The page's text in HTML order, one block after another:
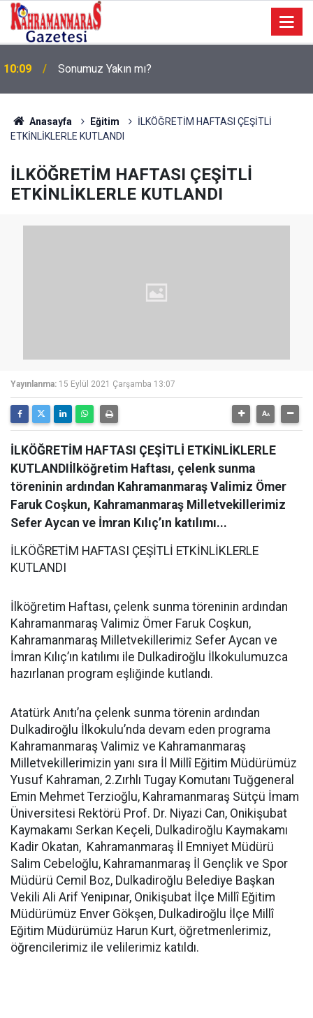
10:09 Sonumuz Yakın mı?
Anasayfa Eğitim
İLKÖĞRETİM HAFTASI ÇEŞİTLİ
ETKİNLİKLERLE KUTLANDI
İLKÖĞRETİM HAFTASI ÇEŞİTLİ
ETKİNLİKLERLE KUTLANDI
Yayınlanma: 15 Eylül 2021 Çarşamba 13:07
İLKÖĞRETİM HAFTASI ÇEŞİTLİ ETKİNLİKLERLE
KUTLANDIİlköğretim Haftası, çelenk sunma
töreninin ardından Kahramanmaraş Valimiz Ömer
Faruk Coşkun, Kahramanmaraş Milletvekillerimiz
Sefer Aycan ve İmran Kılıç’ın katılımı...
İLKÖĞRETİM HAFTASI ÇEŞİTLİ ETKİNLİKLERLE
KUTLANDI
İlköğretim Haftası, çelenk sunma töreninin ardından
Kahramanmaraş Valimiz Ömer Faruk Coşkun,
Kahramanmaraş Milletvekillerimiz Sefer Aycan ve
İmran Kılıç’ın katılımı ile Dulkadiroğlu İlkokulumuzca
hazırlanan program eşliğinde kutlandı.
Atatürk Anıtı’na çelenk sunma törenin ardından
Dulkadiroğlu İlkokulu’nda devam eden programa
Kahramanmaraş Valimiz ve Kahramanmaraş
Milletvekillerimizin yanı sıra İl Millî Eğitim Müdürümüz
Yusuf Kahraman, 2.Zırhlı Tugay Komutanı Tuğgeneral
Emin Mehmet Terzioğlu, Kahramanmaraş Sütçü İmam
Üniversitesi Rektörü Prof. Dr. Niyazi Can, Onikişubat
Kaymakamı Serkan Keçeli, Dulkadiroğlu Kaymakamı
Kadir Okatan, Kahramanmaraş İl Emniyet Müdürü
Salim Cebeloğlu, Kahramanmaraş İl Gençlik ve Spor
Müdürü Cemil Boz, Dulkadiroğlu Belediye Başkan
Vekili Ali Arif Yenipınar, Onikişubat İlçe Millî Eğitim
Müdürümüz Enver Gökşen, Dulkadiroğlu İlçe Millî
Eğitim Müdürümüz Harun Kurt, öğretmenlerimiz,
öğrencilerimiz ile velilerimiz katıldı.